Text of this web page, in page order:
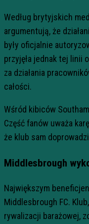
Według brytyjskich
argumentują, że
były oficjalnie
przyjęła jednak tej linii
za działania
całości.
Wśród kibiców
Część fanów uważa
że klub sam
Middlesbrough
Największym
Middlesbrough FC.
rywalizacji barażowej,